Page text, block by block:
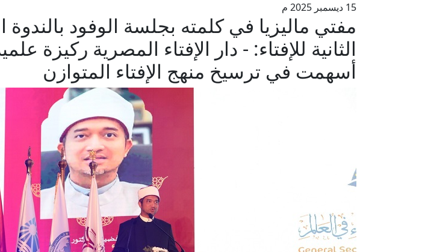
15 ديسمبر 2025 م
مفتي ماليزيا في كلمته بجلسة الوفود بالندوة
الثانية للإفتاء: - دار الإفتاء المصرية ركيزة
أسهمت في ترسيخ منهج الإفتاء المتوازن